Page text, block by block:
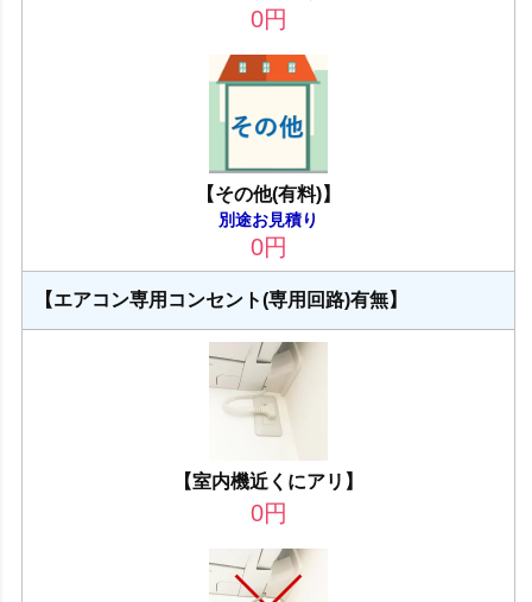
0円
【その他(有料)】
別途お見積り
0円
【エアコン専用コンセント(専用回路)有無】
【室内機近くにアリ】
0円